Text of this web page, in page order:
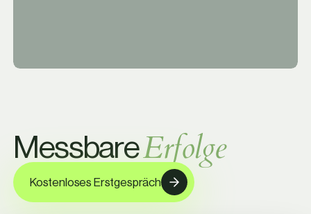
MessbareErfolge
Kostenloses Erstgespräch